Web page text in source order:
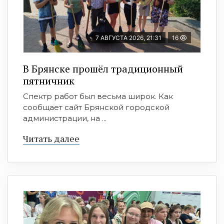
7 АВГУСТА 2026, 21:31 16
В Брянске прошёл традиционный
пятничник
Спектр работ был весьма широк. Как
сообщает сайт Брянской городской
администрации, на ...
Читать далее